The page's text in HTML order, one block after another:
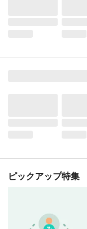
ピックアップ特集